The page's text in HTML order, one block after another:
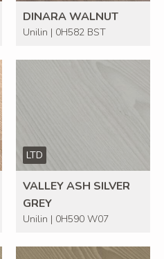
DINARA WALNUT
Unilin | 0H582 BST
LTD
VALLEY ASH SILVER
GREY
Unilin | 0H590 W07